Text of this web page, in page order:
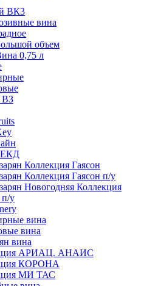
ВК3
вина
объем
0,75 л
ВЗ
ЕКД
Коллекция Гаясон
Коллекция Гаясон п/у
Новогодняя Коллекция
п/у
вина
вина
вина
АРИАЦ. АНАИС
КОРОНА
МИ ТАС